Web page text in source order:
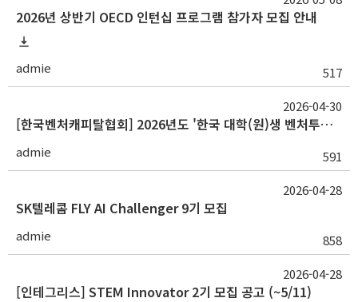
2026년 상반기 OECD 인턴십 프로그램 참가자 모집 안내
admie 517
[한국벤처캐피탈협회] 2026년도 '한국 대학(원)생 벤처투자 경진대회 (UVICK)' 참가팀 모집 (~5/22)
admie 591
2026-04-30
SK텔레콤 FLY AI Challenger 9기 모집
admie 858
2026-04-28
[인테그리스] STEM Innovator 2기 모집 공고 (~5/11)
2026-04-28